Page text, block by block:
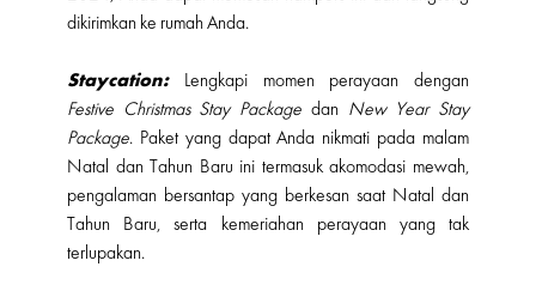
dikirimkan ke rumah Anda.
Staycation:Lengkapi momen perayaan dengan
Festive Christmas Stay Package dan New Year Stay
Package. Paket yang dapat Anda nikmati pada malam
Natal dan Tahun Baru ini termasuk akomodasi mewah,
pengalaman bersantap yang berkesan saat Natal dan
Tahun Baru, serta kemeriahan perayaan yang tak
terlupakan.